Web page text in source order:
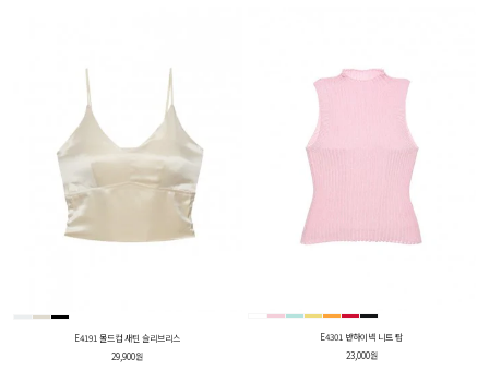
E4191 몰드컵 새틴 슬리브리스
29,900원
E4301 반하이넥 니트 탑
23,000원